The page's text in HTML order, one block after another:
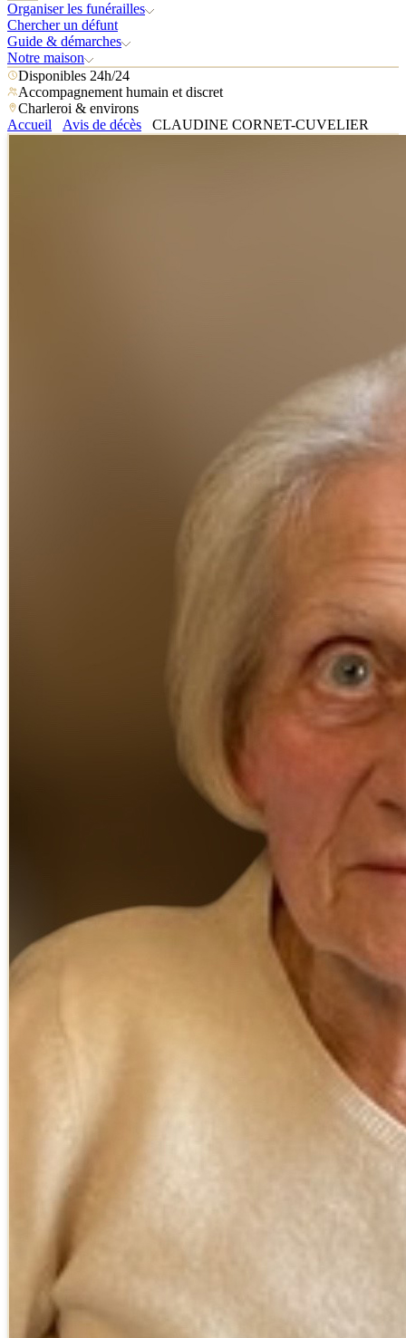
Organiser les funérailles
Chercher un défunt
Guide & démarches
Notre maison
Disponibles 24h/24
Accompagnement humain et discret
Charleroi & environs
Accueil
Avis de décès CLAUDINE CORNET-CUVELIER